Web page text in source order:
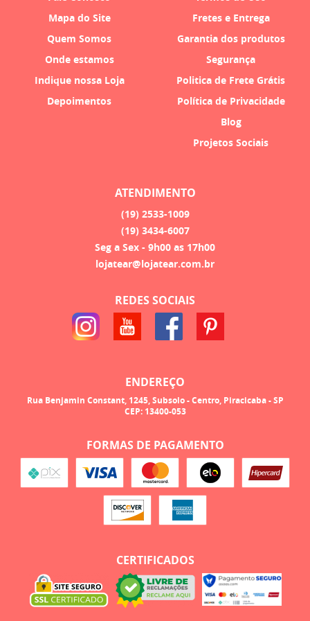
Mapa do Site
Quem Somos
Onde estamos
Indique nossa Loja
Depoimentos
Fretes e Entrega
Garantia dos produtos
Segurança
Politica de Frete Grátis
Política de Privacidade
Blog
Projetos Sociais
ATENDIMENTO
(19) 2533-1009
(19) 3434-6007
Seg a Sex - 9h00 as 17h00
lojatear@lojatear.com.br
REDES SOCIAIS
ENDEREÇO
Rua Benjamin Constant, 1245, Subsolo-Centro, Piracicaba-SP
CEP: 13400-053
FORMAS DE PAGAMENTO
CERTIFICADOS